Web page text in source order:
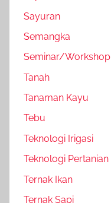
Sayuran
Semangka
Seminar/Workshop
Tanah
Tanaman Kayu
Tebu
Teknologi Irigasi
Teknologi Pertanian
Ternak Ikan
Ternak Sapi